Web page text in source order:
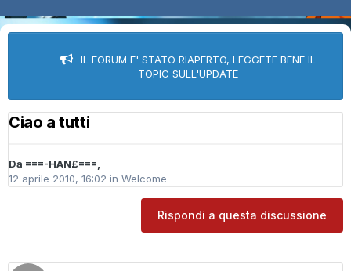
IL FORUM E' STATO RIAPERTO, LEGGETE BENE IL
TOPIC SULL'UPDATE
Ciao a tutti
Da ===-HAN£===,
12 aprile 2010, 16:02 in Welcome
Rispondi a questa discussione